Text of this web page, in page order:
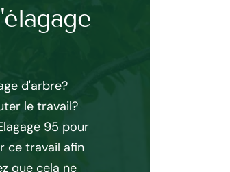
d'arbre?
le travail?
95 pour
ce travail afin
que cela ne